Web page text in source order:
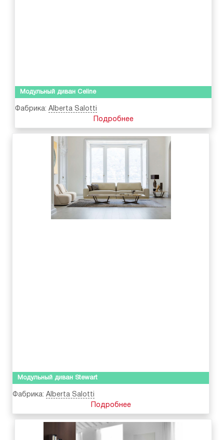
Модульный диван Celine
Фабрика: Alberta Salotti
Подробнее
Модульный диван Stewart
Фабрика: Alberta Salotti
Подробнее